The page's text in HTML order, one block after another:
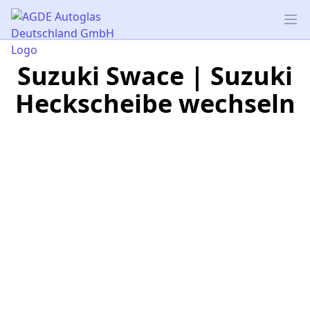
AGDE Autoglas Deutschland GmbH
Suzuki Swace | Suzuki
Heckscheibe wechseln